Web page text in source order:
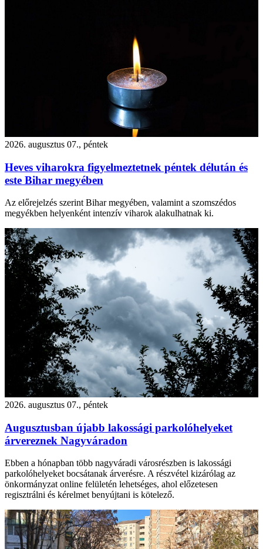
2026. augusztus 07., péntek
Heves viharokra figyelmeztetnek péntek délután és
este Bihar megyében
Az előrejelzés szerint Bihar megyében, valamint a szomszédos
megyékben helyenként intenzív viharok alakulhatnak ki.
2026. augusztus 07., péntek
Augusztusban újabb lakossági parkolóhelyeket
árvereznek Nagyváradon
Ebben a hónapban több nagyváradi városrészben is lakossági
parkolóhelyeket bocsátanak árverésre. A részvétel kizárólag az
önkormányzat online felületén lehetséges, ahol előzetesen
regisztrálni és kérelmet benyújtani is kötelező.